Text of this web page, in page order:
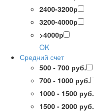
2400-3200р
3200-4000р
>4000р
OK
Средний счет
500 - 700 руб.
700 - 1000 руб.
1000 - 1500 руб.
1500 - 2000 руб.